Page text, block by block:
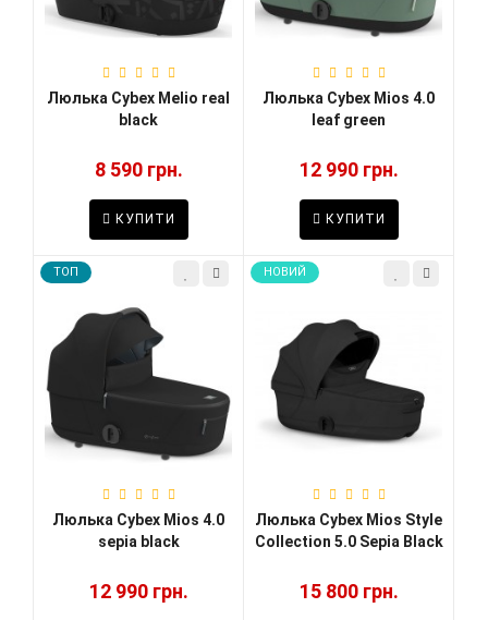
Люлька Cybex Melio real
black
8 590 грн.
КУПИТИ
Люлька Cybex Mios 4.0
leaf green
12 990 грн.
КУПИТИ
TOП
Люлька Cybex Mios 4.0
sepia black
12 990 грн.
НОВИЙ
Люлька Cybex Mios Style
Collection 5.0 Sepia Black
15 800 грн.